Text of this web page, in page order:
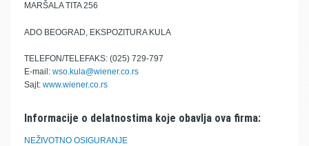
MARŠALA TITA 256
ADO BEOGRAD, EKSPOZITURA KULA
TELEFON/TELEFAKS: (025) 729-797
E-mail: wso.kula@wiener.co.rs
Sajt: www.wiener.co.rs
Informacije o delatnostima koje obavlja ova firma:
NEŽIVOTNO OSIGURANJE